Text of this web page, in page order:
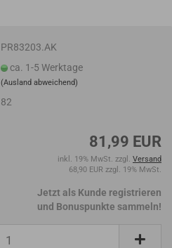
PR83203.AK
ca. 1-5 Werktage
(Ausland abweichend)
82
81,99 EUR
inkl. 19% MwSt. zzgl. Versand
68,90 EUR zzgl. 19% MwSt.
Jetzt als Kunde registrieren
und Bonuspunkte sammeln!